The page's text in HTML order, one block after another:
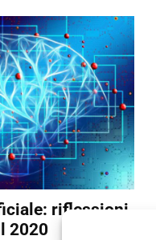
riflessioni
2020